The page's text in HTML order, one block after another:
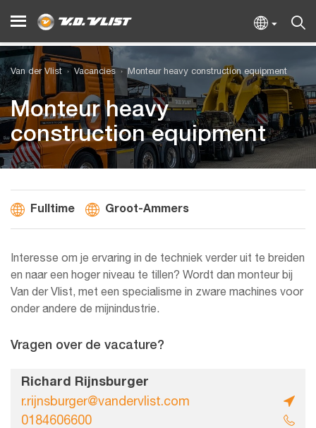
Van der Vlist Vacancies Monteur heavy construction equipment
Monteur heavy
construction equipment
Fulltime Groot-Ammers
Interesse om je ervaring in de techniek verder uit te breiden
en naar een hoger niveau te tillen? Wordt dan monteur bij
Van der Vlist, met een specialisme in zware machines voor
onder andere de mijnindustrie.
Vragen over de vacature?
Richard Rijnsburger
r.rijnsburger@vandervlist.com
0184606600